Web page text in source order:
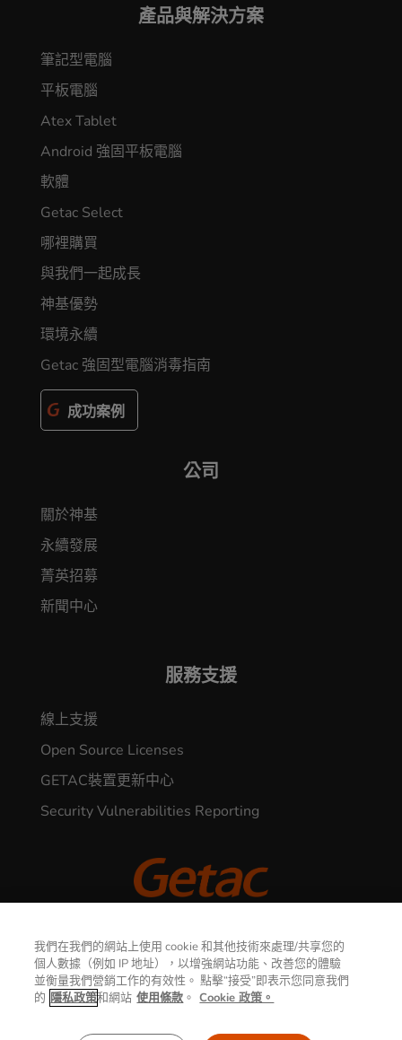
產品與解決方案
筆記型電腦
平板電腦
Atex Tablet
Android 強固平板電腦
軟體
Getac Select
哪裡購買
與我們一起成長
神基優勢
環境永續
Getac 強固型電腦消毒指南
成功案例
公司
關於神基
永續發展
菁英招募
新聞中心
服務支援
線上支援
Open Source Licenses
GETAC裝置更新中心
Security Vulnerabilities Reporting
© 2026 GETAC. All Rights Reserved.
隱私權聲明
使用條款
Cookie政策
聯繫我們
我們在我們的網站上使用 cookie 和其他技術來處理/共享您的
個人數據（例如 IP 地址），以增強網站功能、改善您的體驗
並衡量我們營銷工作的有效性。 點擊“接受”即表示您同意我們
的 隱私政策和網站 使用條款 。 Cookie 政策。